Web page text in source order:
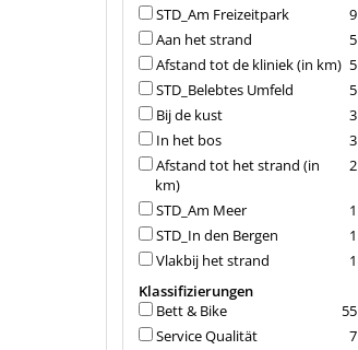
9
STD_Am Freizeitpark
5
Aan het strand
5
Afstand tot de kliniek (in km)
5
STD_Belebtes Umfeld
3
Bij de kust
3
In het bos
2
Afstand tot het strand (in
km)
1
STD_Am Meer
1
STD_In den Bergen
1
Vlakbij het strand
Klassifizierungen
55
Bett & Bike
7
Service Qualität